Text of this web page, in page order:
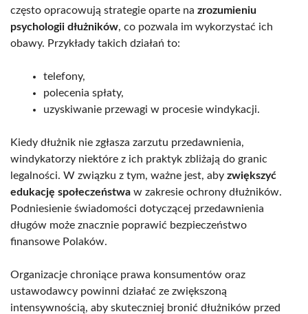
często opracowują strategie oparte na zrozumieniu
psychologii dłużników, co pozwala im wykorzystać ich
obawy. Przykłady takich działań to:
telefony,
polecenia spłaty,
uzyskiwanie przewagi w procesie windykacji.
Kiedy dłużnik nie zgłasza zarzutu przedawnienia,
windykatorzy niektóre z ich praktyk zbliżają do granic
legalności. W związku z tym, ważne jest, aby zwiększyć
edukację społeczeństwa w zakresie ochrony dłużników.
Podniesienie świadomości dotyczącej przedawnienia
długów może znacznie poprawić bezpieczeństwo
finansowe Polaków.
Organizacje chroniące prawa konsumentów oraz
ustawodawcy powinni działać ze zwiększoną
intensywnością, aby skuteczniej bronić dłużników przed